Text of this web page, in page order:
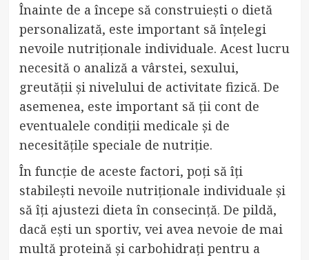
Înainte de a începe să construiești o dietă
personalizată, este important să înțelegi
nevoile nutriționale individuale. Acest lucru
necesită o analiză a vârstei, sexului,
greutății și nivelului de activitate fizică. De
asemenea, este important să ții cont de
eventualele condiții medicale și de
necesitățile speciale de nutriție.
În funcție de aceste factori, poți să îți
stabilești nevoile nutriționale individuale și
să îți ajustezi dieta în consecință. De pildă,
dacă ești un sportiv, vei avea nevoie de mai
multă proteină și carbohidrați pentru a